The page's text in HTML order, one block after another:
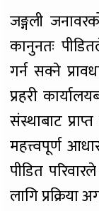
​जङ्गली
कानुनतः
गर्न सक्ने
प्रहरी
संस्थाबाट
महत्त्वपूर्ण
पीडित
लागि प्रक्रिया